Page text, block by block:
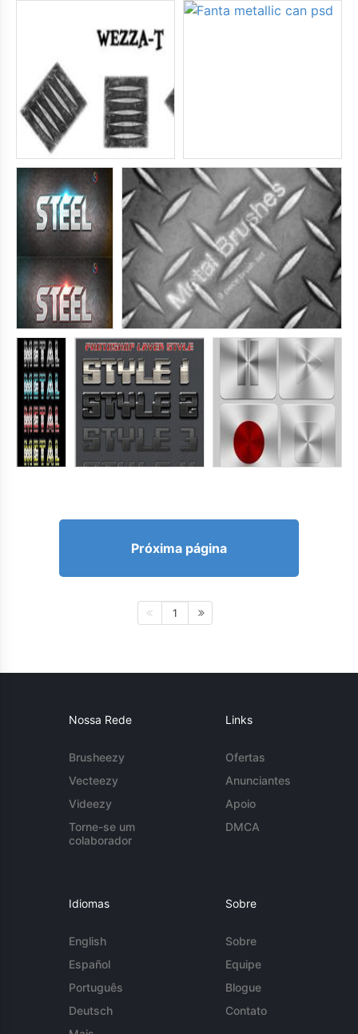
Próxima página
1
Nossa Rede
Brusheezy
Vecteezy
Videezy
Torne-se um
colaborador
Links
Ofertas
Anunciantes
Apoio
DMCA
Idiomas
English
Español
Português
Deutsch
Sobre
Sobre
Equipe
Blogue
Contato